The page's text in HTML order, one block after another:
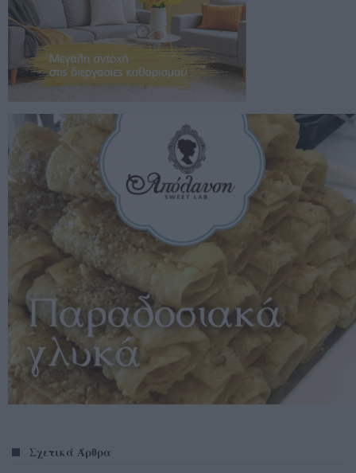
Σχετικά Άρθρα